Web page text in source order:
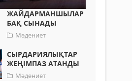
ЖАЙДАРМАНШЫЛАР
БАҚ СЫНАДЫ
Мәдениет
СЫРДАРИЯЛЫҚТАР
ЖЕҢІМПАЗ АТАНДЫ
Мәдениет